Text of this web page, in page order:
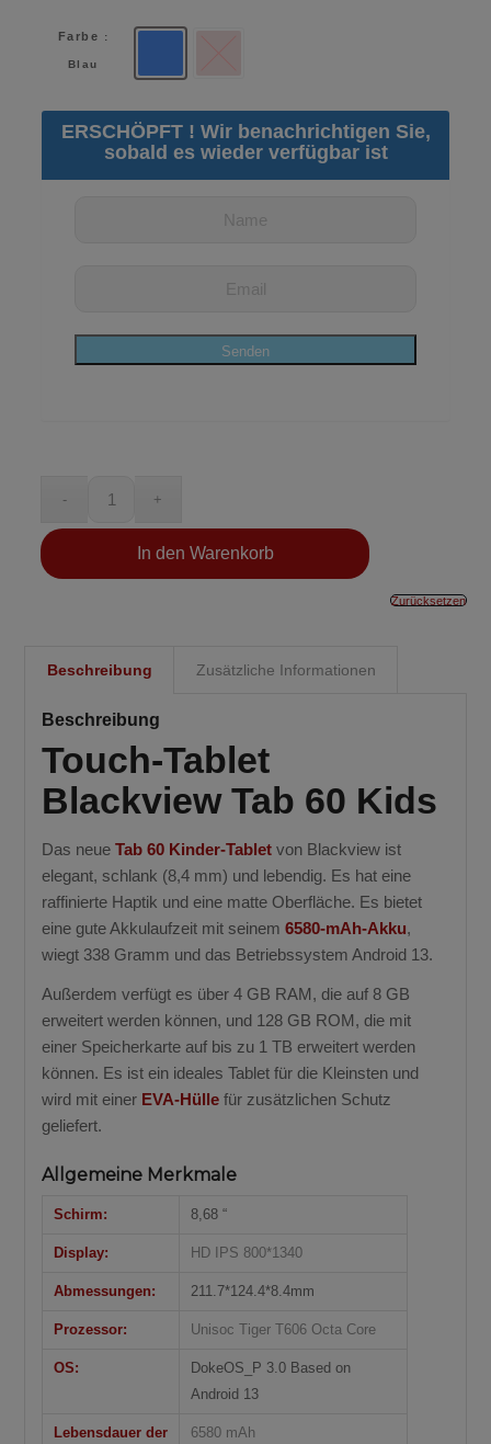
Farbe :
Blau
Zurücksetzen
ERSCHÖPFT ! Wir benachrichtigen Sie,
sobald es wieder verfügbar ist
Senden
In den Warenkorb
Beschreibung Zusätzliche Informationen
Beschreibung
Touch-Tablet
Blackview Tab 60 Kids
Das neueTab 60 Kinder-Tablet von Blackview ist
elegant, schlank (8,4 mm) und lebendig. Es hat eine
raffinierte Haptik und eine matte Oberfläche. Es bietet
eine gute Akkulaufzeit mit seinem6580-mAh-Akku,
wiegt 338 Gramm und das Betriebssystem Android 13.
Außerdem verfügt es über 4 GB RAM, die auf 8 GB
erweitert werden können, und 128 GB ROM, die mit
einer Speicherkarte auf bis zu 1 TB erweitert werden
können. Es ist ein ideales Tablet für die Kleinsten und
wird mit einer EVA-Hülle für zusätzlichen Schutz
geliefert.
Allgemeine Merkmale
Schirm: 8,68 “
Display: HD IPS 800*1340
Abmessungen: 211.7*124.4*8.4mm
Prozessor: Unisoc Tiger T606 Octa Core
OS:
DokeOS_P 3.0 Based on
Android 13
Lebensdauer der 6580 mAh